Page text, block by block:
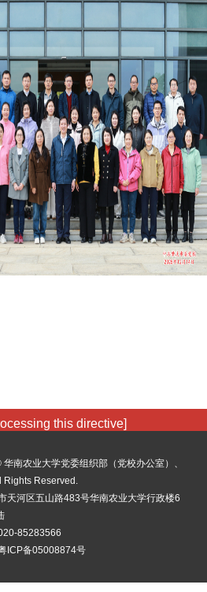
this directive]
南农业大学党委组织部（党校办公室）、
Rights Reserved.
天河区五山路483号华南农业大学行政楼6
85283566
ICP备05008874号